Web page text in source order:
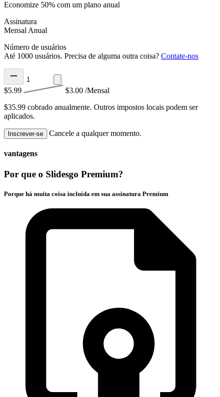
Economize 50% com um plano anual
Assinatura
Mensal Anual
Número de usuários
Até 1000 usuários. Precisa de alguma outra coisa? Contate-nos
$5.99 $3.00 /Mensal
$35.99 cobrado anualmente. Outros impostos locais podem ser
aplicados.
Inscrever-se Cancele a qualquer momento.
vantagens
Por que o Slidesgo Premium?
Porque há muita coisa incluída em sua assinatura Premium